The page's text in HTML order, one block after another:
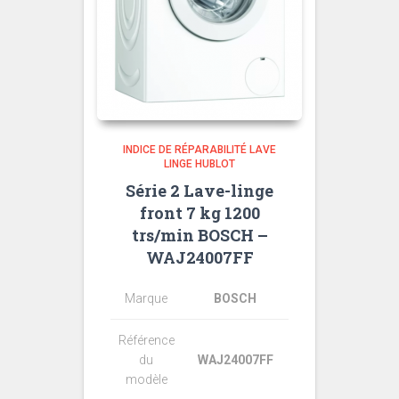
INDICE DE RÉPARABILITÉ LAVE
LINGE HUBLOT
Série 2 Lave-linge
front 7 kg 1200
trs/min BOSCH –
WAJ24007FF
Marque BOSCH
Référence
du
modèle
WAJ24007FF